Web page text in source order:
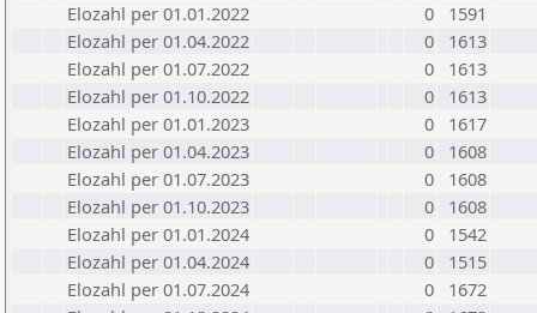
Elozahl per 01.01.2022
0
1591
Elozahl per 01.04.2022
0
1613
Elozahl per 01.07.2022
0
1613
Elozahl per 01.10.2022
0
1613
Elozahl per 01.01.2023
0
1617
Elozahl per 01.04.2023
0
1608
Elozahl per 01.07.2023
0
1608
Elozahl per 01.10.2023
0
1608
Elozahl per 01.01.2024
0
1542
Elozahl per 01.04.2024
0
1515
Elozahl per 01.07.2024
0
1672